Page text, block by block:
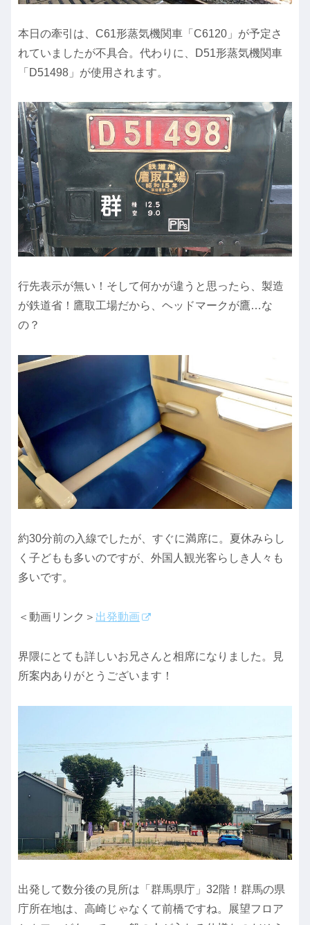
本日の牽引は、C61形蒸気機関車「C6120」が予定さ
れていましたが不具合。代わりに、D51形蒸気機関車
「D51498」が使用されます。
行先表示が無い！そして何かが違うと思ったら、製造
が鉄道省！鷹取工場だから、ヘッドマークが鷹…な
の？
約30分前の入線でしたが、すぐに満席に。夏休みらし
く子どもも多いのですが、外国人観光客らしき人々も
多いです。
＜動画リンク＞ 出発動画
界隈にとても詳しいお兄さんと相席になりました。見
所案内ありがとうございます！
出発して数分後の見所は「群馬県庁」32階！群馬の県
庁所在地は、高崎じゃなくて前橋ですね。展望フロア